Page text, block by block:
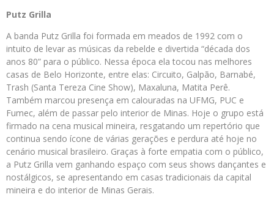
Putz Grilla
A banda Putz Grilla foi formada em meados de 1992 com o
intuito de levar as músicas da rebelde e divertida “década dos
anos 80” para o público. Nessa época ela tocou nas melhores
casas de Belo Horizonte, entre elas: Circuito, Galpão, Barnabé,
Trash (Santa Tereza Cine Show), Maxaluna, Matita Perê.
Também marcou presença em calouradas na UFMG, PUC e
Fumec, além de passar pelo interior de Minas. Hoje o grupo está
firmado na cena musical mineira, resgatando um repertório que
continua sendo ícone de várias gerações e perdura até hoje no
cenário musical brasileiro. Graças à forte empatia com o público,
a Putz Grilla vem ganhando espaço com seus shows dançantes e
nostálgicos, se apresentando em casas tradicionais da capital
mineira e do interior de Minas Gerais.